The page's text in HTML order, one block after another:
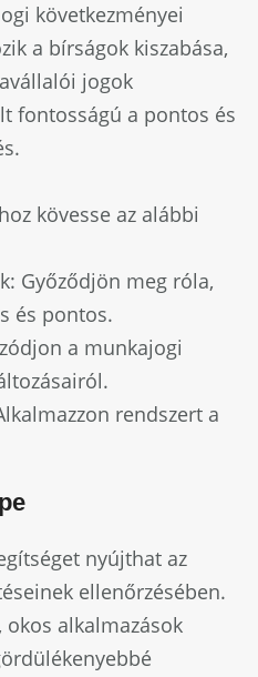
következményei
a bírságok kiszabása,
jogok
fontosságú a pontos és
kövesse az alábbi
Győződjön meg róla,
és pontos.
a munkajogi
rendszert a
nyújthat az
ellenőrzésében.
alkalmazások